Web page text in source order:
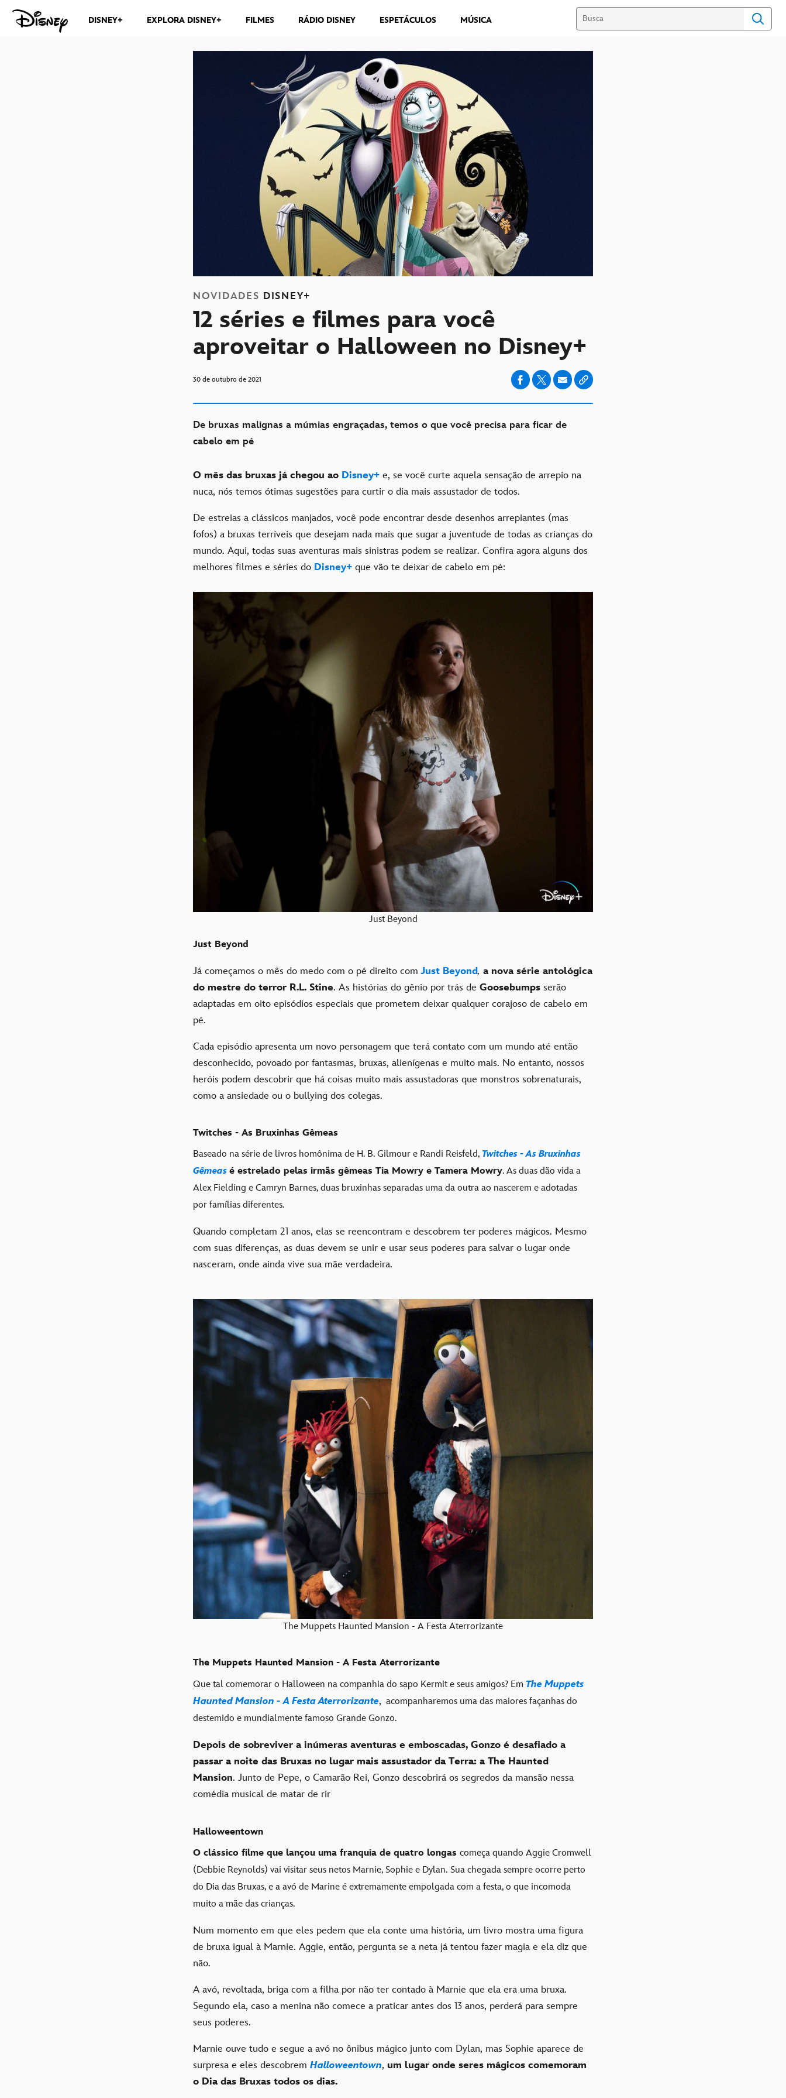
DISNEY+ EXPLORA DISNEY+ FILMES RÁDIO DISNEY ESPETÁCULOS MÚSICA
NOVIDADES DISNEY+
12 séries e filmes para você
aproveitar o Halloween no Disney+
30 de outubro de 2021
De bruxas malignas a múmias engraçadas, temos o que você precisa para ficar de
cabelo em pé
O mês das bruxas já chegou ao Disney+ e, se você curte aquela sensação de arrepio na
nuca, nós temos ótimas sugestões para curtir o dia mais assustador de todos.
De estreias a clássicos manjados, você pode encontrar desde desenhos arrepiantes (mas
fofos) a bruxas terríveis que desejam nada mais que sugar a juventude de todas as crianças do
mundo. Aqui, todas suas aventuras mais sinistras podem se realizar. Confira agora alguns dos
melhores filmes e séries do Disney+ que vão te deixar de cabelo em pé:
Just Beyond
Just Beyond
Já começamos o mês do medo com o pé direito com Just Beyond, a nova série antológica
do mestre do terror R.L. Stine. As histórias do gênio por trás de Goosebumps serão
adaptadas em oito episódios especiais que prometem deixar qualquer corajoso de cabelo em
pé.
Cada episódio apresenta um novo personagem que terá contato com um mundo até então
desconhecido, povoado por fantasmas, bruxas, alienígenas e muito mais. No entanto, nossos
heróis podem descobrir que há coisas muito mais assustadoras que monstros sobrenaturais,
como a ansiedade ou o bullying dos colegas.
Twitches - As Bruxinhas Gêmeas
Baseado na série de livros homônima de H. B. Gilmour e Randi Reisfeld, Twitches - As Bruxinhas
Gêmeas é estrelado pelas irmãs gêmeas Tia Mowry e Tamera Mowry. As duas dão vida a
Alex Fielding e Camryn Barnes, duas bruxinhas separadas uma da outra ao nascerem e adotadas
por famílias diferentes.
Quando completam 21 anos, elas se reencontram e descobrem ter poderes mágicos. Mesmo
com suas diferenças, as duas devem se unir e usar seus poderes para salvar o lugar onde
nasceram, onde ainda vive sua mãe verdadeira.
The Muppets Haunted Mansion - A Festa Aterrorizante
The Muppets Haunted Mansion - A Festa Aterrorizante
Que tal comemorar o Halloween na companhia do sapo Kermit e seus amigos? Em The Muppets
Haunted Mansion - A Festa Aterrorizante, acompanharemos uma das maiores façanhas do
destemido e mundialmente famoso Grande Gonzo.
Depois de sobreviver a inúmeras aventuras e emboscadas, Gonzo é desafiado a
passar a noite das Bruxas no lugar mais assustador da Terra: a The Haunted
Mansion. Junto de Pepe, o Camarão Rei, Gonzo descobrirá os segredos da mansão nessa
comédia musical de matar de rir
Halloweentown
O clássico filme que lançou uma franquia de quatro longas começa quando Aggie Cromwell
(Debbie Reynolds) vai visitar seus netos Marnie, Sophie e Dylan. Sua chegada sempre ocorre perto
do Dia das Bruxas, e a avó de Marine é extremamente empolgada com a festa, o que incomoda
muito a mãe das crianças.
Num momento em que eles pedem que ela conte uma história, um livro mostra uma figura
de bruxa igual à Marnie. Aggie, então, pergunta se a neta já tentou fazer magia e ela diz que
não.
A avó, revoltada, briga com a filha por não ter contado à Marnie que ela era uma bruxa.
Segundo ela, caso a menina não comece a praticar antes dos 13 anos, perderá para sempre
seus poderes.
Marnie ouve tudo e segue a avó no ônibus mágico junto com Dylan, mas Sophie aparece de
surpresa e eles descobrem Halloweentown, um lugar onde seres mágicos comemoram
o Dia das Bruxas todos os dias.